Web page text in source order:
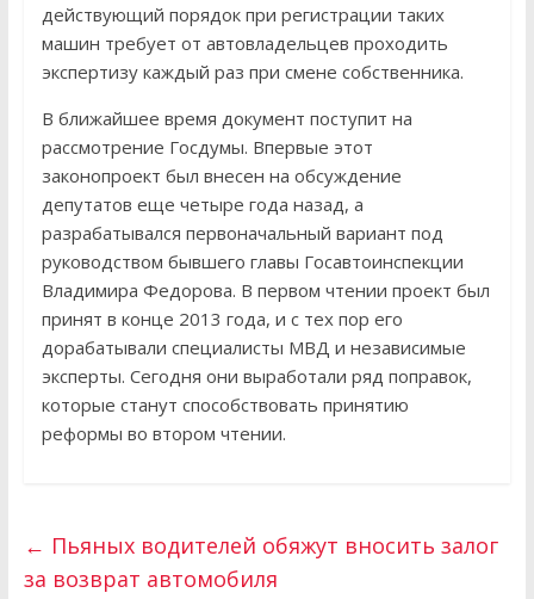
действующий порядок при регистрации таких
машин требует от автовладельцев проходить
экспертизу каждый раз при смене собственника.
В ближайшее время документ поступит на
рассмотрение Госдумы. Впервые этот
законопроект был внесен на обсуждение
депутатов еще четыре года назад, а
разрабатывался первоначальный вариант под
руководством бывшего главы Госавтоинспекции
Владимира Федорова. В первом чтении проект был
принят в конце 2013 года, и с тех пор его
дорабатывали специалисты МВД и независимые
эксперты. Сегодня они выработали ряд поправок,
которые станут способствовать принятию
реформы во втором чтении.
← Пьяных водителей обяжут вносить залог
за возврат автомобиля